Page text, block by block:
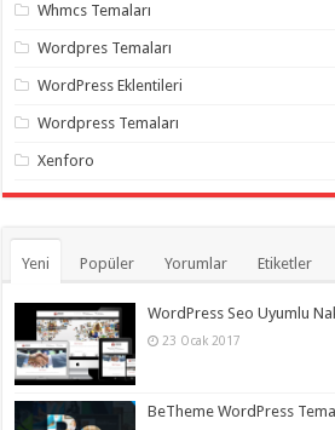
Whmcs Temaları
Wordpres Temaları
WordPress Eklentileri
Wordpress Temaları
Xenforo
Yeni Popüler Yorumlar Etiketler
WordPress Seo Uyumlu
23 Ocak 2017
BeTheme WordPress